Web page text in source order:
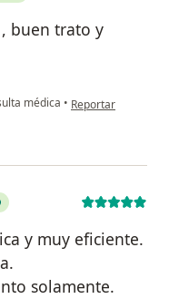
buen trato y
médica • en opinión del
Reportar
y muy eficiente.
solamente.